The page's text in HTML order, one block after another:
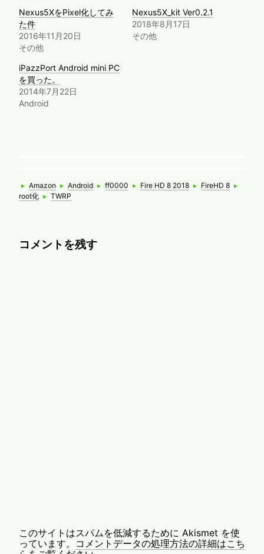
Nexus5XをPixel化してみ
た件
2016年11月20日
その他
Nexus5X_kit Ver0.2.1
2018年8月17日
その他
iPazzPort Android mini PC
を買った。
2014年7月22日
Android
Categories
▸ Amazon ▸ AndroidTags
▸ ff0000 ▸ Fire HD 8 2018 ▸ FireHD 8 ▸
root化 ▸ TWRP
コメントを残す
このサイトはスパムを低減するために Akismet を使
っています。 コメントデータの処理方法の詳細はこち